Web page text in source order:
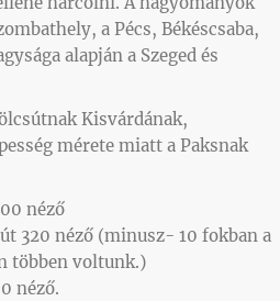
a Pécs, Békéscsaba,
alapján a Szeged és
Kisvárdának,
mérete miatt a Paksnak
néző
320 néző (minusz- 10 fokban a
többen voltunk.)
néző.